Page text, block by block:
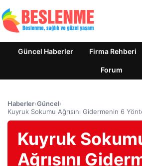
Güncel Haberler Firma Rehberi
Forum
Haberler›Güncel›
Kuyruk Sokumu Ağrısını Gidermenin 6
Kuyruk
Ağrısını